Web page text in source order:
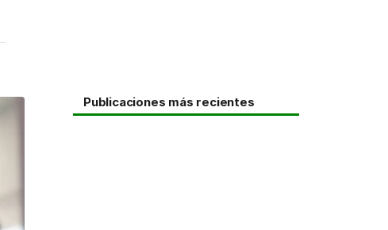
Publicaciones más recientes